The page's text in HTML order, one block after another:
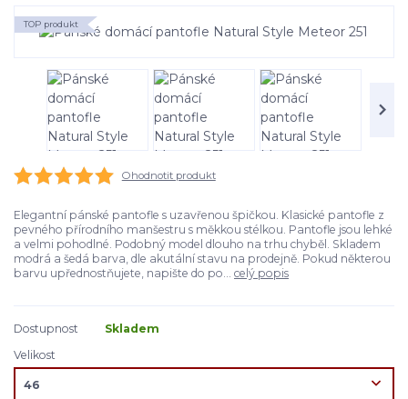
TOP produkt
Ohodnotit produkt
Elegantní pánské pantofle s uzavřenou špičkou. Klasické pantofle z
pevného přírodního manšestru s měkkou stélkou. Pantofle jsou lehké
a velmi pohodlné. Podobný model dlouho na trhu chyběl. Skladem
modrá a šedá barva, dle akutální stavu na prodejně. Pokud některou
barvu upřednostňujete, napište do po... celý popis
Dostupnost
Skladem
Velikost